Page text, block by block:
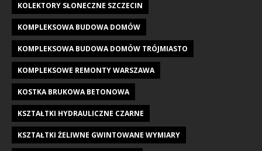
KOLEKTORY SŁONECZNE SZCZECIN
KOMPLEKSOWA BUDOWA DOMÓW
KOMPLEKSOWA BUDOWA DOMÓW TRÓJMIASTO
KOMPLEKSOWE REMONTY WARSZAWA
KOSTKA BRUKOWA BETONOWA
KSZTAŁTKI HYDRAULICZNE CZARNE
KSZTAŁTKI ŻELIWNE GWINTOWANE WYMIARY